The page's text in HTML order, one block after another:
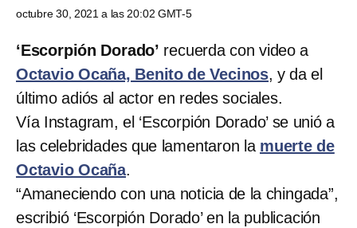
octubre 30, 2021 a las 20:02 GMT-5
‘Escorpión Dorado’ recuerda con video a
Octavio Ocaña, Benito de Vecinos, y da el
último adiós al actor en redes sociales.
Vía Instagram, el ‘Escorpión Dorado’ se unió a
las celebridades que lamentaron la muerte de
Octavio Ocaña.
“Amaneciendo con una noticia de la chingada”,
escribió ‘Escorpión Dorado’ en la publicación